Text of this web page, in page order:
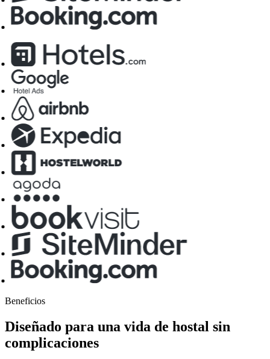
Beneficios
Diseñado para una vida de hostal sin
complicaciones